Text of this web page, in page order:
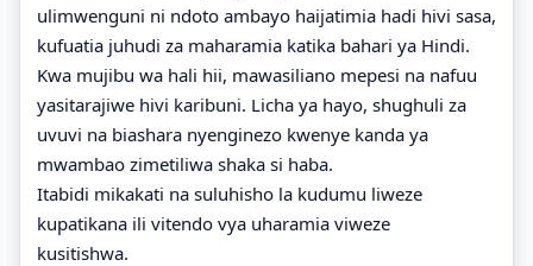
ulimwenguni ni ndoto ambayo haijatimia hadi hivi sasa,
kufuatia juhudi za maharamia katika bahari ya Hindi.
Kwa mujibu wa hali hii, mawasiliano mepesi na nafuu
yasitarajiwe hivi karibuni. Licha ya hayo, shughuli za
uvuvi na biashara nyenginezo kwenye kanda ya
mwambao zimetiliwa shaka si haba.
Itabidi mikakati na suluhisho la kudumu liweze
kupatikana ili vitendo vya uharamia viweze
kusitishwa.